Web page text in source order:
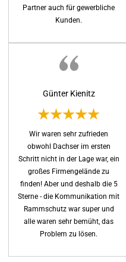
Partner auch für gewerbliche
Kunden.
Günter Kienitz
Wir waren sehr zufrieden
obwohl Dachser im ersten
Schritt nicht in der Lage war, ein
großes Firmengelände zu
finden! Aber und deshalb die 5
Sterne - die Kommunikation mit
Rammschutz war super und
alle waren sehr bemüht, das
Problem zu lösen.